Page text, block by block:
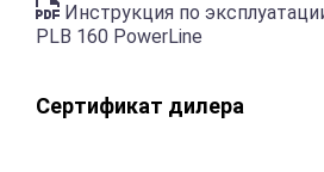
Инструкция по
PLB 160 PowerLine
Сертификат дилера